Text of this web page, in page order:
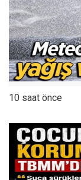
10 saat önce